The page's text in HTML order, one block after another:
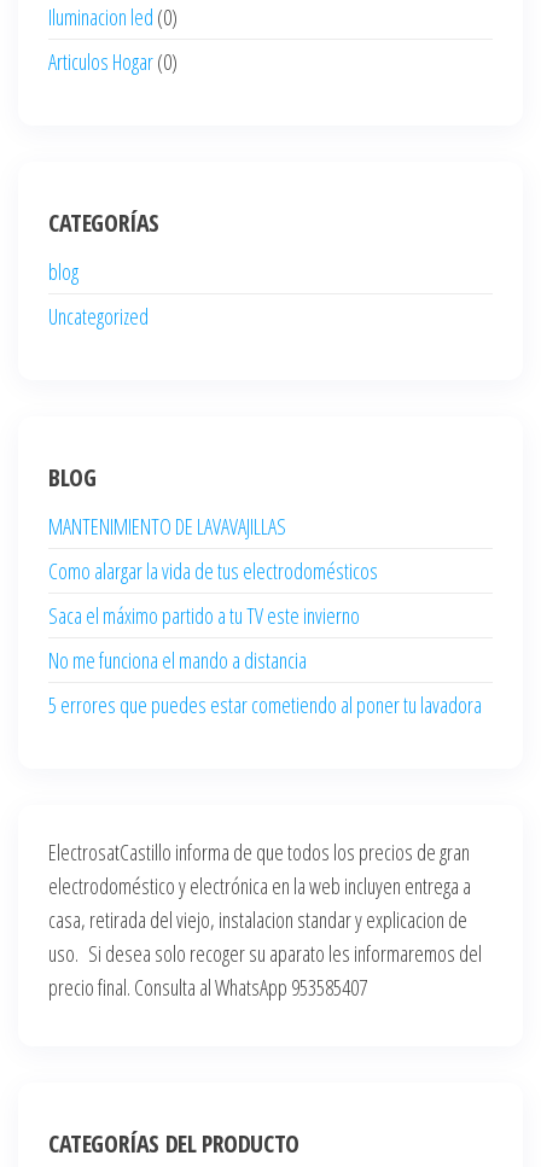
Iluminacion led (0)
Articulos Hogar(0)
CATEGORÍAS
blog
Uncategorized
BLOG
MANTENIMIENTO DE LAVAVAJILLAS
Como alargar la vida de tus electrodomésticos
Saca el máximo partido a tu TV este invierno
No me funciona el mando a distancia
5 errores que puedes estar cometiendo al poner tu lavadora
ElectrosatCastillo informa de que todos los precios de gran
electrodoméstico y electrónica en la web incluyen entrega a
casa, retirada del viejo, instalacion standar y explicacion de
uso. Si desea solo recoger su aparato les informaremos del
precio final. Consulta al WhatsApp 953585407
CATEGORÍAS DEL PRODUCTO